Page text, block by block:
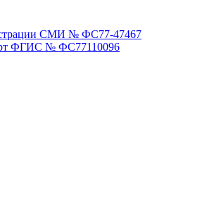
СМИ № ФС77-47467
ФГИС № ФС77110096